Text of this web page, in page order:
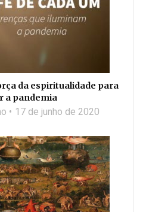
da espiritualidade para
a pandemia
17 de junho de 2020